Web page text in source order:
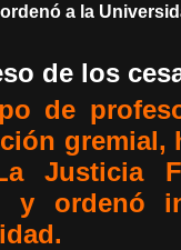
a la
de los
de
gremial,
Justicia
y ordenó